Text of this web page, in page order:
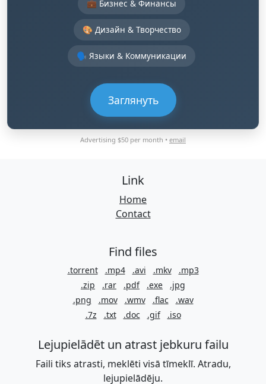
💼 Бизнес & Финансы
🎨 Дизайн & Творчество
🗣️ Языки & Коммуникации
Заглянуть
Advertising $50 per month • email
Link
Home
Contact
Find files
.torrent .mp4 .avi .mkv
.mp3
.zip
.rar .pdf .exe
.jpg
.png
.mov .wmv .flac
.wav
.7z
.txt .doc .gif .iso
Lejupielādēt un atrast jebkuru failu
Faili tiks atrasti, meklēti visā tīmeklī. Atradu,
lejupielādēju.